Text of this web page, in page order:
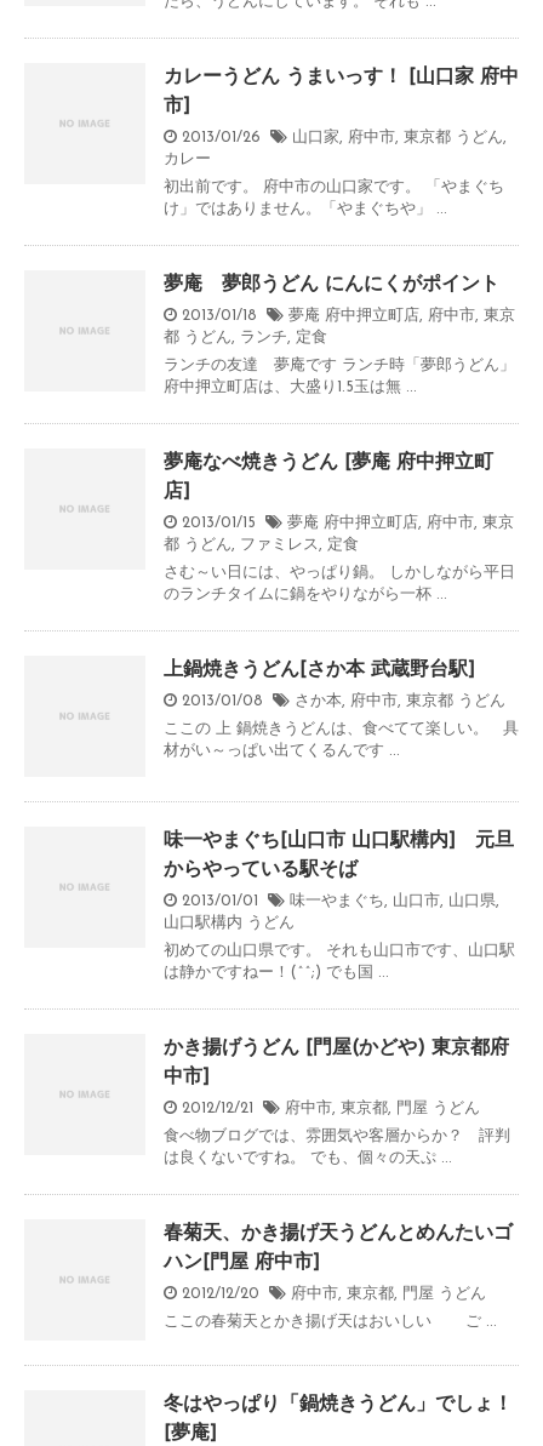
カレーうどん うまいっす！ [山口家 府中
市]
2013/01/26 山口家, 府中市, 東京都 うどん,
カレー
初出前です。 府中市の山口家です。 「やまぐち
け」ではありません。「やまぐちや」 ...
夢庵 夢郎うどん にんにくがポイント
2013/01/18 夢庵 府中押立町店, 府中市, 東京
都 うどん, ランチ, 定食
ランチの友達 夢庵です ランチ時「夢郎うどん」
府中押立町店は、大盛り1.5玉は無 ...
夢庵なべ焼きうどん [夢庵 府中押立町
店]
2013/01/15 夢庵 府中押立町店, 府中市, 東京
都 うどん, ファミレス , 定食
さむ～い日には、やっぱり鍋。 しかしながら平日
のランチタイムに鍋をやりながら一杯 ...
上鍋焼きうどん[さか本 武蔵野台駅]
2013/01/08 さか本, 府中市, 東京都 うどん
ここの 上 鍋焼きうどんは、食べてて楽しい。 具
材がい～っぱい出てくるんです ...
味一やまぐち[山口市 山口駅構内] 元旦
からやっている駅そば
2013/01/01 味一やまぐち, 山口市, 山口県,
山口駅構内 うどん
初めての山口県です。 それも山口市です、山口駅
は静かですねー！(^^;) でも国 ...
かき揚げうどん [門屋(かどや) 東京都府
中市]
2012/12/21 府中市, 東京都, 門屋 うどん
食べ物ブログでは、雰囲気や客層からか？ 評判
は良くないですね。 でも、個々の天ぷ ...
春菊天、かき揚げ天うどんとめんたいゴ
ハン[門屋 府中市]
2012/12/20 府中市, 東京都, 門屋 うどん
ここの春菊天とかき揚げ天はおいしい ご ...
冬はやっぱり「鍋焼きうどん」でしょ！
[夢庵]